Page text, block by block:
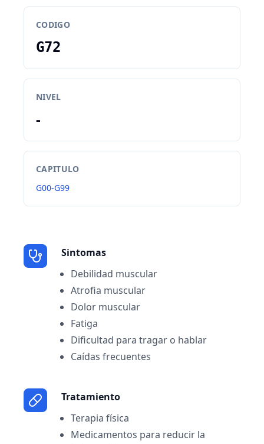
CODIGO
G72
NIVEL
-
CAPITULO
G00-G99
Sintomas
Debilidad muscular
Atrofia muscular
Dolor muscular
Fatiga
Dificultad para tragar o hablar
Caídas frecuentes
Tratamiento
Terapia física
Medicamentos para reducir la